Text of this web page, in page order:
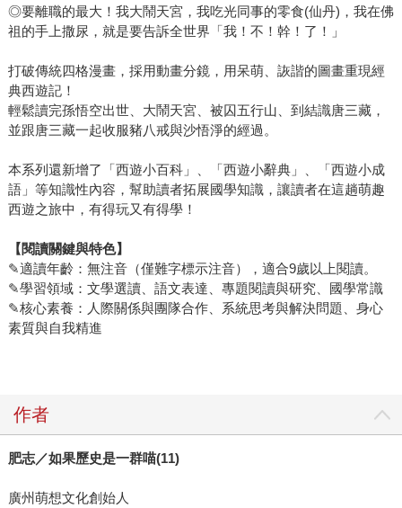
◎要離職的最大！我大鬧天宮，我吃光同事的零食(仙丹)，我在佛
祖的手上撒尿，就是要告訴全世界「我！不！幹！了！」
打破傳統四格漫畫，採用動畫分鏡，用呆萌、詼諧的圖畫重現經
典西遊記！
輕鬆讀完孫悟空出世、大鬧天宮、被囚五行山、到結識唐三藏，
並跟唐三藏一起收服豬八戒與沙悟淨的經過。
本系列還新增了「西遊小百科」、「西遊小辭典」、「西遊小成
語」等知識性內容，幫助讀者拓展國學知識，讓讀者在這趟萌趣
西遊之旅中，有得玩又有得學！
【閱讀關鍵與特色】
✎適讀年齡：無注音（僅難字標示注音），適合9歲以上閱讀。
✎學習領域：文學選讀、語文表達、專題閱讀與研究、國學常識
✎核心素養：人際關係與團隊合作、系統思考與解決問題、身心
素質與自我精進
作者
肥志／如果歷史是一群喵(11)
廣州萌想文化創始人